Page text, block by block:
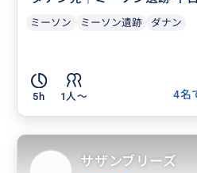
ミーソン ミーソン遺跡 ダナン
5h 1人〜
4名
サザンブリーズ